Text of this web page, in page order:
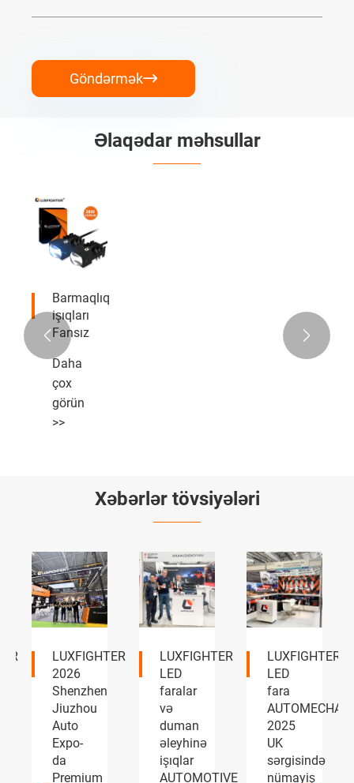
Göndərmək
Əlaqədar məhsullar
Barmaqlıq
işıqları
Fansız
Daha
çox
görün
>>
 
Xəbərlər tövsiyələri
LUXFIGHTER
LED
faralar
və
duman
əleyhinə
işıqlar
AUTOMOTIVE
LUXFIGHTER
LED
fara
AUTOMECHANIKA
2025
UK
sərgisində
nümayiş
LUXFIGHTER
LED
fənərləri
İtaliyada
2025
sərgisində
uğurla